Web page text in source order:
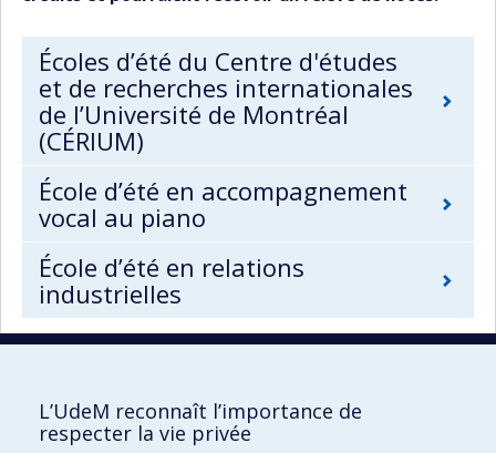
Écoles d’été du Centre d'études
et de recherches internationales
de l’Université de Montréal
(CÉRIUM)
École d’été en accompagnement
vocal au piano
École d’été en relations
industrielles
UdeM international
L’UdeM reconnaît l’importance de
respecter la vie privée